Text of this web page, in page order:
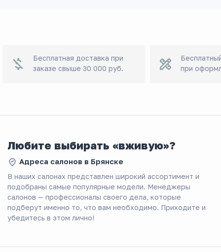
Бесплатная доставка при
заказе свыше 30 000 руб.
при
Любите выбирать «вживую»?
Адреса салонов в Брянске
В наших салонах представлен широкий ассортимент и
подобраны самые популярные модели. Менеджеры
салонов — профессионалы своего дела, которые
подберут именно то, что вам необходимо. Приходите и
убедитесь в этом лично!